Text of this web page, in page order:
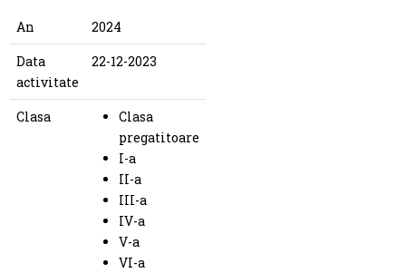
An
2024
Data
activitate
22-12-2023
Clasa
Clasa
pregatitoare
I-a
II-a
III-a
IV-a
V-a
VI-a